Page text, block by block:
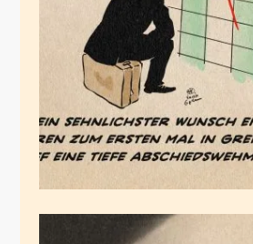
Dezember 20,